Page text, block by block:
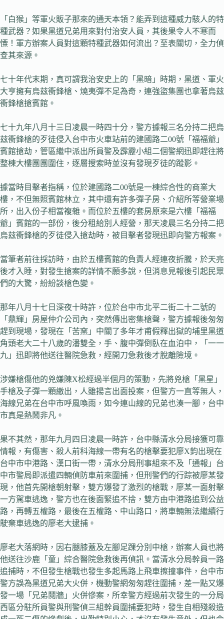
「白猴」等軍火販子那來的通天本領？能弄到這種威力駭人的特
種武器？如果黑道兄弟用來對付治安人員，其後果令人不寒而
憟！軍方辦案人員對這顆特種武器如何流出？至表關切，全力偵
查其來源。
七十年代末期，真可謂我治安史上的「黑暗」時期，黑道、軍火
大亨擁有烏玆衝鋒槍、燒夷彈不足為奇，連強盜集團也拿著烏玆
衝鋒槍搶賓館。
七十九年八月十三日凌晨一時四十分，警方據報三名分持二把烏
玆衝鋒槍的歹徒侵入台中市火車站前的建國路二00號「福福爺」
賓館搶劫，管區繼中派出所員警及霹靂小組二個警網迅即趕往將
整棟大樓團團圍住，逐層搜索時並沒有發現歹徒的蹤影。
據當時目擊者指稱，位於建國路二00號是一棟綜合性的商業大
樓，不但無照賓館林立，其中還有許多彈子房、介紹所等營業場
所，出入份子相當複雜。而位於五樓的套房原來是六樓「福福
爺」賓館的一部份，後分租給別人經營，那天凌晨三名分持二把
烏玆衝鋒槍的歹徒侵入搶劫時，被目擊者發現迅即向警方報案。
當筆者前往採訪時，由於五樓賓館的負責人經連夜折騰，於天亮
後才入睡，對發生搶案的詳情不願多說，但消息見報後引起民眾
們的大驚，紛紛談槍色變。
那年八月十七日深夜十時許，位於台中市北平二街二十二號的
「鼎輝」房屋仲介公司內，突然傳出密集槍聲，警方據報後匆匆
趕到現場，發現在「苦窯」中關了多年才甫假釋出獄的埔里黑道
角頭老大二十八歲的潘雙全，手、腹中彈倒臥在血泊中，「一一
九」迅即將他送往醫院急救，經開刀急救後才脫離險境。
涉嫌槍傷他的兇嫌陳X松經過半個月的策動，先將兇槍「黑星」
手槍及子彈一顆繳出，人雖揚言出面投案，但警方一直等無人，
海線兄弟在台中市呼風喚雨，如今連山線的兄弟也湊一腳，台中
市真是熱鬧非凡。
果不其然，那年九月四日凌晨一時許，台中縣清水分局接獲可靠
情報，有傷害、殺人前科海線一帶有名的槍擊要犯廖X鈞出現在
台中市中港路、漢口街一帶，清水分局刑事組來不及「通報」台
中市警局即派遣四輛偵防車前來圍捕，但刑警們的行踪被廖某發
現，他首先開槍朝射擊，雙方爆發了激烈的槍戰，廖某一面射擊
一方駕車逃逸，警方也在後面緊追不捨，雙方由中港路追到公益
路，再轉五權路，最後在五權路、中山路口，將車輛無法繼續行
駛棄車逃逸的廖老大逮捕。
廖老大落網時，因右腿膝蓋及左腳足踝分別中槍，辦案人員也將
他送往沙鹿「童」綜合醫院急救後再偵訊。當清水分局幹員一路
追捕時，不但發生槍戰也發生多起馬路上飛車擦撞事件，台中市
警方誤為黑道兄弟大火併，機動警網匆匆趕往圍捕，差一點又爆
發一場「兄弟鬩牆」火併慘案，所幸警方經過前次發生的一分局
西區分駐所員警與刑警偵三組幹員圍捕要犯時，發生自相殘殺造